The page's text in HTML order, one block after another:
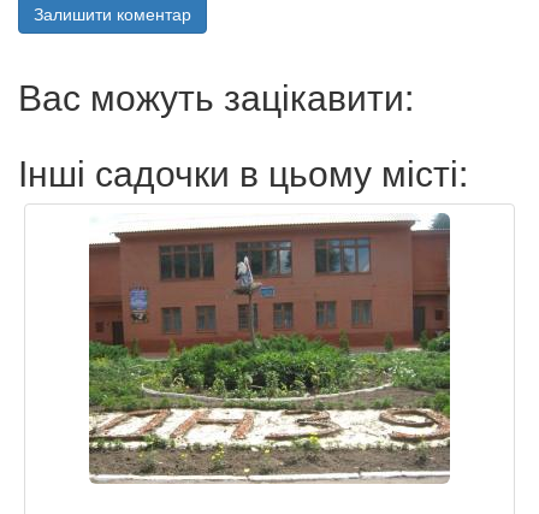
Залишити коментар
Вас можуть зацікавити:
Інші садочки в цьому місті: